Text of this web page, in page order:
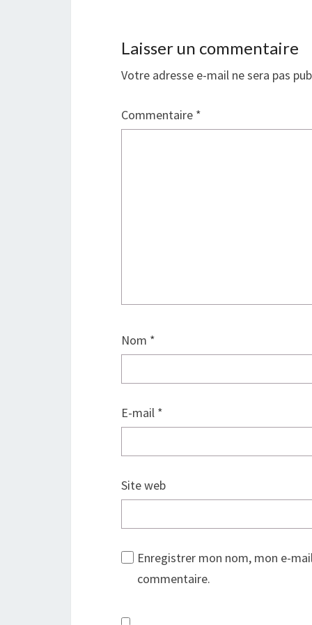
ê
t
)
ê
e
Laisser un commentaire
Votre adresse e-mail ne sera pas
Commentaire *
Nom *
E-mail *
Site web
Enregistrer mon nom, mon e-
commentaire.